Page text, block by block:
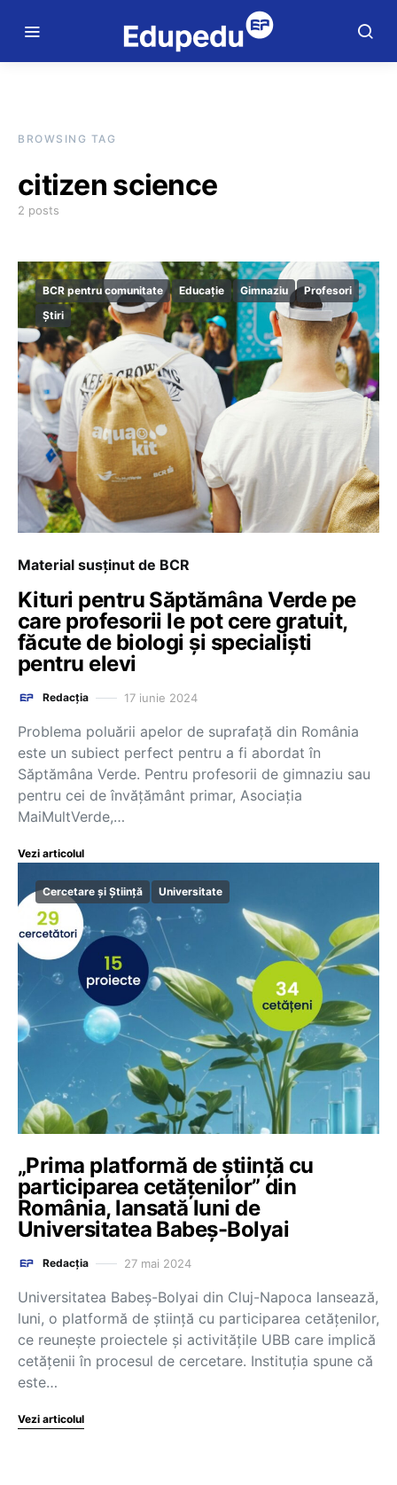
BROWSING TAG
citizen science
2 posts
BCR pentru comunitate Educație Gimnaziu
Profesori
Știri
Material susținut de BCR
Kituri pentru Săptămâna Verde pe
care profesorii le pot cere gratuit,
făcute de biologi și specialiști
pentru elevi
Redacția 17 iunie 2024
Problema poluării apelor de suprafață din România
este un subiect perfect pentru a fi abordat în
Săptămâna Verde. Pentru profesorii de gimnaziu sau
pentru cei de învățământ primar, Asociația
MaiMultVerde,…
Vezi articolul
Cercetare și Știință Universitate
„Prima platformă de știință cu
participarea cetățenilor” din
România, lansată luni de
Universitatea Babeș-Bolyai
Redacția 27 mai 2024
Universitatea Babeș-Bolyai din Cluj-Napoca lansează,
luni, o platformă de știință cu participarea cetățenilor,
ce reunește proiectele și activitățile UBB care implică
cetățenii în procesul de cercetare. Instituția spune că
este…
Vezi articolul